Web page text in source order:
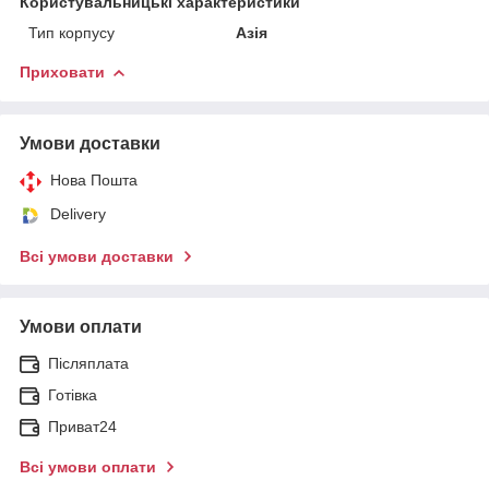
Тип корпусу
Азія
Приховати
Умови доставки
Нова Пошта
Delivery
Всі умови доставки
Умови оплати
Післяплата
Готівка
Приват24
Всі умови оплати